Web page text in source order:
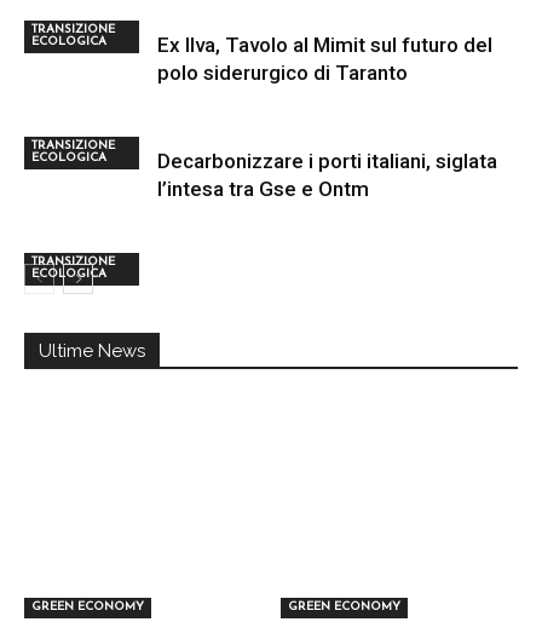
TRANSIZIONE
ECOLOGICA
TRANSIZIONE
ECOLOGICA
Ex Ilva, Tavolo al Mimit sul futuro del
polo siderurgico di Taranto
TRANSIZIONE
ECOLOGICA
Decarbonizzare i porti italiani, siglata
l’intesa tra Gse e Ontm
Ultime News
GREEN ECONOMY GREEN ECONOMY